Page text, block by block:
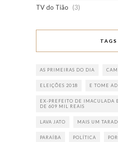
TV do Tião
(3)
TAGS
AS PRIMEIRAS DO DIA
ELEIÇÕES 2018 E TOME
EX-PREFEITO DE IMACULADA
DE 609 MIL REAIS
LAVA JATO MAIS UM
PARAÍBA POLÍTICA